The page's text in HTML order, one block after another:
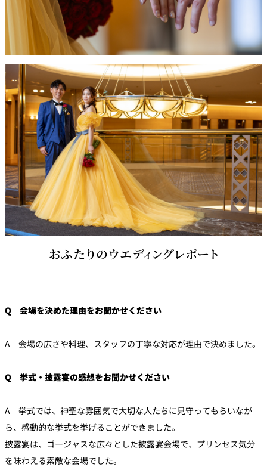
おふたりのウエディングレポート
Q 会場を決めた理由をお聞かせください
A 会場の広さや料理、スタッフの丁寧な対応が理由で決めました。
Q 挙式・披露宴の感想をお聞かせください
A 挙式では、神聖な雰囲気で大切な人たちに見守ってもらいなが
ら、感動的な挙式を挙げることができました。
披露宴は、ゴージャスな広々とした披露宴会場で、プリンセス気分
を味わえる素敵な会場でした。